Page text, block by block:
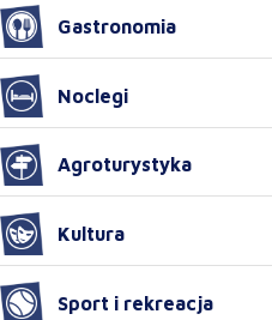
Gastronomia
Noclegi
Agroturystyka
Kultura
Sport i rekreacja